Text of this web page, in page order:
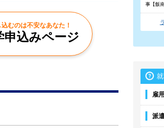
むのは不安なあなた！
申込みページ
事【飯南
雇
派